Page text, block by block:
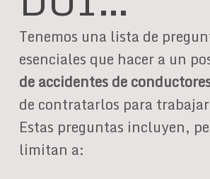
Tenemos una lista de
esenciales que hacer a un
de accidentes de
de contratarlos para
Estas preguntas incluyen,
limitan a: